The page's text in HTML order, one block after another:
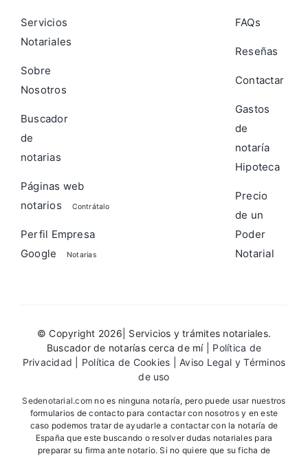
Servicios
Notariales
Sobre
Nosotros
Buscador
de
notarias
Páginas web
notarios
Contrátalo
Perfil Empresa
Google
Notarias
FAQs
Reseñas
Contactar
Gastos
de
notaría
Hipoteca
Precio
de un
Poder
Notarial
© Copyright 2026| Servicios y trámites notariales.
Buscador de notarías cerca de mí | Política de
Privacidad
Política de Cookies |Aviso Legal y Términos
de uso
Sedenotarial.com no es ninguna notaría, pero puede usar nuestros
formularios de contacto para contactar con nosotros y en este
caso podemos tratar de ayudarle a contactar con la notaría de
España que este buscando o resolver dudas notariales para
preparar su firma ante notario. Si no quiere que su ficha de